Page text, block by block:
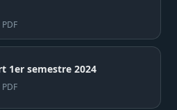
PDF
1er semestre 2024
PDF